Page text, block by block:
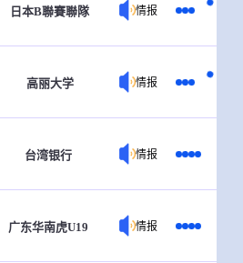
日本B聯賽聯隊 情报
高丽大学 情报
台湾银行 情报
广东华南虎U19 情报